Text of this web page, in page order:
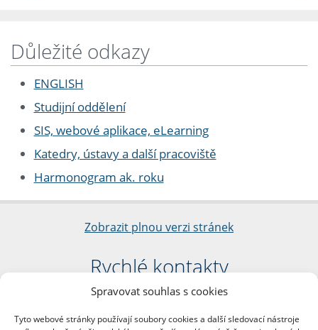
Spravovat souhlas s cookies
Tyto webové stránky používají soubory cookies a další sledovací nástroje
Důležité odkazy
ENGLISH
Studijní oddělení
SIS, webové aplikace, eLearning
Katedry, ústavy a další pracoviště
Harmonogram ak. roku
Zobrazit plnou verzi stránek
Rychlé kontakty
Filozofická fakulta
nám. Jana Palacha 1/2